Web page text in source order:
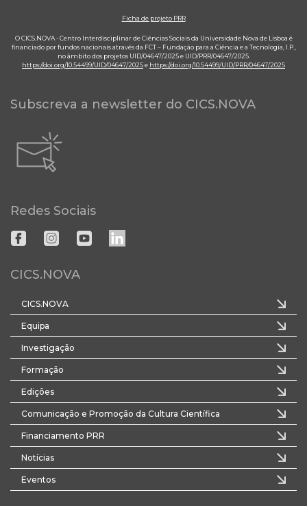
Ficha de projeto PRR
O CICS.NOVA - Centro Interdisciplinar de Ciências Sociais da Universidade Nova de Lisboa é
financiado por fundos nacionais através da FCT – Fundação para a Ciência e a Tecnologia, I.P.,
no âmbito dos projetos UID/04647/2025 e UID/PRR/04647/2025.
https://doi.org/10.54499/UID/04647/2025e https://doi.org/10.54499/UID/PRR/04647/2025
Subscreva a newsletter do CICS.NOVA
Redes Sociais
CICS.NOVA
CICS.NOVA
Equipa
Investigação
Formação
Edições
Comunicação e Promoção da Cultura Científica
Financiamento PRR
Notícias
Eventos